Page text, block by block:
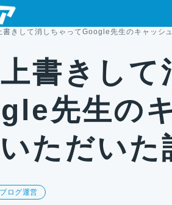
書きして消しちゃってGoogle先生のキャッシ
書きして
先生の
ただいた
ブログ運営